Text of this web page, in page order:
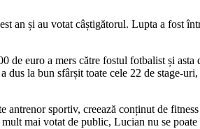
și au votat câștigătorul. Lupta a fost
de euro a mers către fostul fotbalist și
la bun sfârșit toate cele 22 de stage-
sportiv, creează conținut de
mai votat de public, Lucian nu se poate